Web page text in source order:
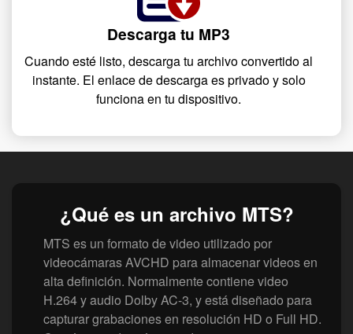
Descarga tu MP3
Cuando esté listo, descarga tu archivo convertido al
instante. El enlace de descarga es privado y solo
funciona en tu dispositivo.
¿Qué es un archivo MTS?
MTS es un formato de video utilizado por
videocámaras AVCHD para almacenar videos en
alta definición. Normalmente contiene video
H.264 y audio Dolby AC-3, y está diseñado para
capturar grabaciones en resolución HD o Full HD.